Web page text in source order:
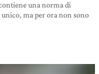
una norma di
ma per ora non sono